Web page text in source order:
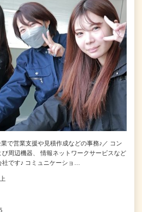
で営業支援や見積作成などの事務♪／ コン
び周辺機器、 情報ネットワークサービスなど
社です♪ コミュニケーショ…